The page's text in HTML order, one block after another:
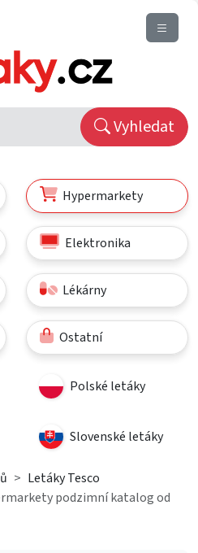
Vyhledat
Hypermarkety
Elektronika
Lékárny
Ostatní
Polské letáky
Slovenské letáky
Letáky Tesco
podzimní katalog od